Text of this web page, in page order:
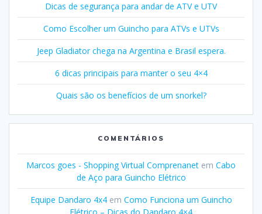
Dicas de segurança para andar de ATV e UTV
Como Escolher um Guincho para ATVs e UTVs
Jeep Gladiator chega na Argentina e Brasil espera.
6 dicas principais para manter o seu 4×4
Quais são os benefícios de um snorkel?
COMENTÁRIOS
Marcos goes - Shopping Virtual Comprenanet em Cabo
de Aço para Guincho Elétrico
Equipe Dandaro 4x4em Como Funciona um Guincho